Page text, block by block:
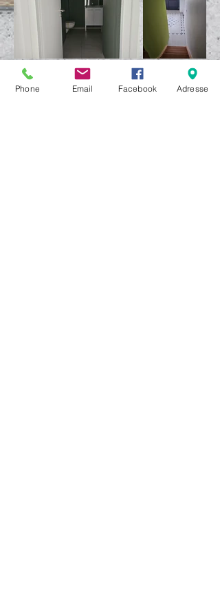
Phone Email Facebook Adresse